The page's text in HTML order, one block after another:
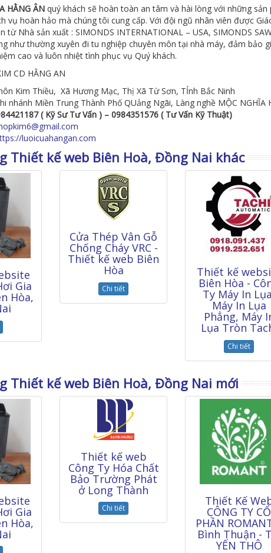
HẰNG ÂNquý khách sẽ hoàn toàn an tâm và hài lòng với những
vụ hoàn hảo mà chúng tôi cung cấp. Với đội ngũ nhân viên được
từ Nhà sản xuất : SIMONDS INTERNATIONAL – USA, SIMONDS
như thường xuyên đi tu nghiệp chuyên môn tại nhà máy, đảm bảo
cao và luôn nhiệt tình phục vụ Quý khách.
CD HẰNG AN
Kim Thiều, Xã Hương Mạc, Thị Xã Từ Sơn, TỈnh Bắc Ninh
nhánh Miền Trung Thành Phố QUảng Ngãi, Làng nghề MỘC NGHĨA
( Kỹ Sư Tư Vấn ) – 0984351576 ( Tư Vấn Kỹ Thuật)
luoicuahangan.com
Thiết kế web Biên Hoà, Đồng Nai khác
Gia
Hòa,
Cửa Thép Vân Gỗ
Chống Cháy VRC -
Thiết kế web Biên
Hòa
Chi tiết
Thiết kế
Biên Hòa -
Ty Máy In
Máy In Lụa
Phẳng, Máy
Lụa Tròn
Chi tiết
Thiết kế web Biên Hoà, Đồng Nai mới
Gia
Hòa,
Thiết kế web
Công Ty Hóa Chất
Bảo Trường Phát
ở Long Thành
Chi tiết
Thiết Kế
CÔNG TY CỔ
PHẦN
Bình Thuận -
YẾN THÔ